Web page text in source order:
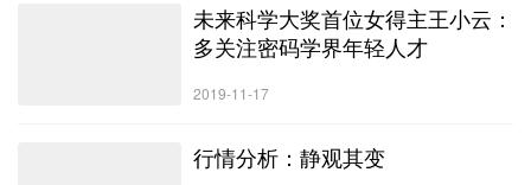
未来科学大奖首位女得主王小云：
多关注密码学界年轻人才
2019-11-17
行情分析：静观其变